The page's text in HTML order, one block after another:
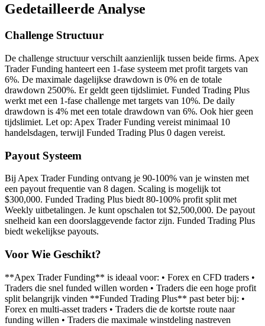
Gedetailleerde Analyse
Challenge Structuur
De challenge structuur verschilt aanzienlijk tussen beide firms. Apex
Trader Funding hanteert een 1-fase systeem met profit targets van
6%. De maximale dagelijkse drawdown is 0% en de totale
drawdown 2500%. Er geldt geen tijdslimiet. Funded Trading Plus
werkt met een 1-fase challenge met targets van 10%. De daily
drawdown is 4% met een totale drawdown van 6%. Ook hier geen
tijdslimiet. Let op: Apex Trader Funding vereist minimaal 10
handelsdagen, terwijl Funded Trading Plus 0 dagen vereist.
Payout Systeem
Bij Apex Trader Funding ontvang je 90-100% van je winsten met
een payout frequentie van 8 dagen. Scaling is mogelijk tot
$300,000. Funded Trading Plus biedt 80-100% profit split met
Weekly uitbetalingen. Je kunt opschalen tot $2,500,000. De payout
snelheid kan een doorslaggevende factor zijn. Funded Trading Plus
biedt wekelijkse payouts.
Voor Wie Geschikt?
**Apex Trader Funding** is ideaal voor: • Forex en CFD traders •
Traders die snel funded willen worden • Traders die een hoge profit
split belangrijk vinden **Funded Trading Plus** past beter bij: •
Forex en multi-asset traders • Traders die de kortste route naar
funding willen • Traders die maximale winstdeling nastreven